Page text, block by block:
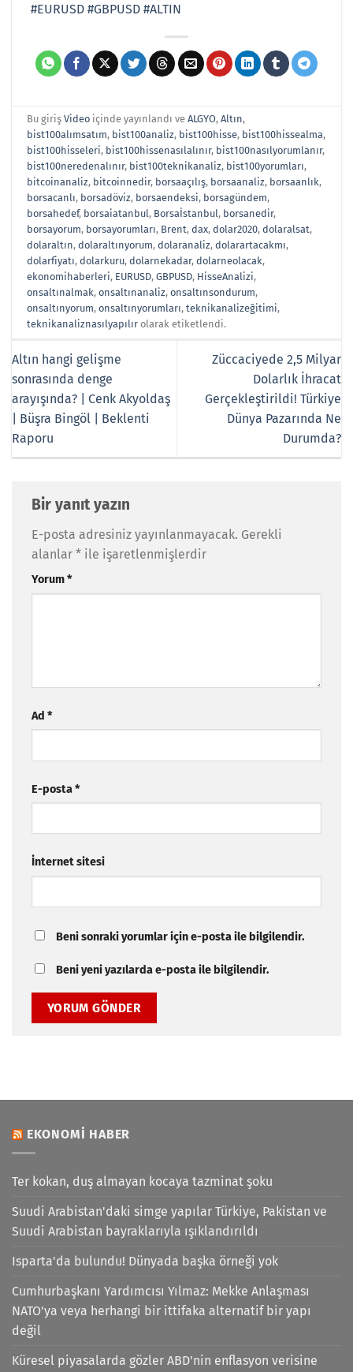
#EURUSD #GBPUSD #ALTIN
Bu girişVideo içinde yayınlandı veALGYO,Altın,
bist100alımsatım, bist100analiz, bist100hisse, bist100hissealma,
bist100hisseleri, bist100hissenasılalınır, bist100nasılyorumlanır,
bist100neredenalınır, bist100teknikanaliz, bist100yorumları,
bitcoinanaliz, bitcoinnedir, borsaaçılış, borsaanaliz, borsaanlık,
borsacanlı, borsadöviz, borsaendeksi, borsagündem,
borsahedef, borsaiatanbul, Borsaİstanbul, borsanedir,
borsayorum, borsayorumları, Brent,dax,dolar2020,dolaralsat,
dolaraltın,dolaraltınyorum,dolaranaliz,dolarartacakmı,
dolarfiyatı,dolarkuru,dolarnekadar,dolarneolacak,
ekonomihaberleri, EURUSD,GBPUSD, HisseAnalizi,
onsaltınalmak,onsaltınanaliz,onsaltınsondurum,
onsaltınyorum,onsaltınyorumları,teknikanalizeğitimi,
teknikanaliznasılyapılır olarak etiketlendi.
Altın hangi gelişme
sonrasında denge
arayışında? | Cenk Akyoldaş
| Büşra Bingöl | Beklenti
Raporu
Züccaciyede 2,5 Milyar
Dolarlık İhracat
Gerçekleştirildi! Türkiye
Dünya Pazarında Ne
Durumda?
Bir yanıt yazın
E-posta adresiniz yayınlanmayacak. Gerekli
alanlar * ile işaretlenmişlerdir
Yorum*
Ad *
E-posta*
İnternet sitesi
Beni sonraki yorumlar için e-posta ile bilgilendir.
Beni yeni yazılarda e-posta ile bilgilendir.
EKONOMI HABER
Ter kokan, duş almayan kocaya tazminat şoku
Suudi Arabistan'daki simge yapılar Türkiye, Pakistan ve
Suudi Arabistan bayraklarıyla ışıklandırıldı
Isparta'da bulundu! Dünyada başka örneği yok
Cumhurbaşkanı Yardımcısı Yılmaz: Mekke Anlaşması
NATO'ya veya herhangi bir ittifaka alternatif bir yapı
değil
Küresel piyasalarda gözler ABD'nin enflasyon verisine